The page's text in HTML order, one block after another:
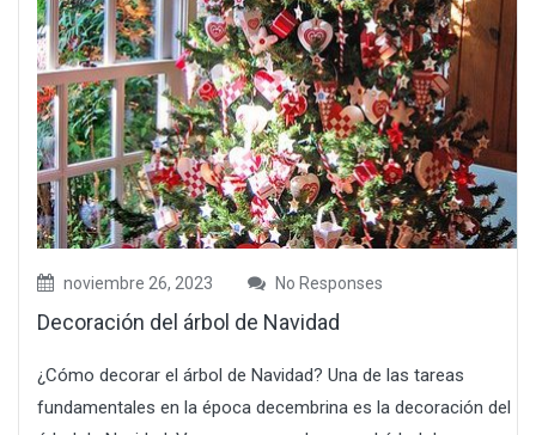
noviembre 26, 2023 No Responses
Decoración del árbol de Navidad
¿Cómo decorar el árbol de Navidad? Una de las tareas
fundamentales en la época decembrina es la decoración del